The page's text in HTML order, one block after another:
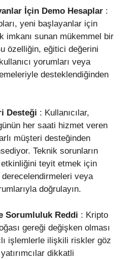
İçin Demo Hesaplar :
yeni başlayanlar için
imkanı sunan mükemmel bir
özelliğin, eğitici değerini
yorumları veya
desteklendiğinden
Desteği : Kullanıcılar,
her saati hizmet veren
müşteri desteğinden
Teknik sorunların
teyit etmek için
derecelendirmeleri veya
doğrulayın.
Sorumluluk Reddi : Kripto
gereği değişken olması
işlemlerle ilişkili riskler göz
dikkatli